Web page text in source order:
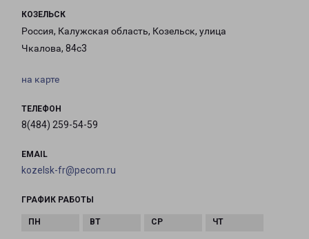
КОЗЕЛЬСК
Россия, Калужская область, Козельск, улица
Чкалова, 84с3
на карте
ТЕЛЕФОН
8(484) 259-54-59
EMAIL
kozelsk-fr@pecom.ru
ГРАФИК РАБОТЫ